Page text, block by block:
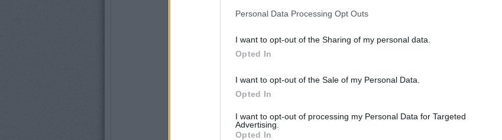
Personal Data Processing Opt Outs
I want to opt-out of the Sharing of my personal data.
Opted In
I want to opt-out of the Sale of my Personal Data.
Opted In
I want to opt-out of processing my Personal Data for Targeted
Advertising.
Opted In